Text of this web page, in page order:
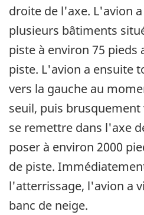
droite de l'axe. L'avion
plusieurs bâtiments
piste à environ 75 pieds
piste. L'avion a ensuite
vers la gauche au
seuil, puis
se remettre dans l'axe
poser à environ 2000
de piste.
l'atterrissage, l'avion a
banc de neige.